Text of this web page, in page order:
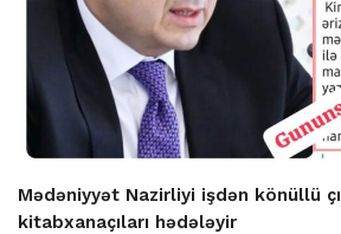
Mədəniyyət Nazirliyi işdən könüllü
kitabxanaçıları hədələyir